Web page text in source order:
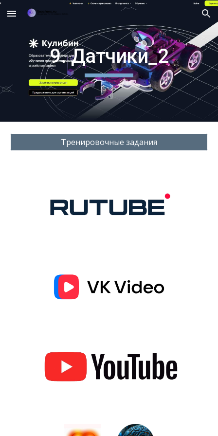
Skip to main content Skip to navigation
9. Датчики_2
Тренировочные задания